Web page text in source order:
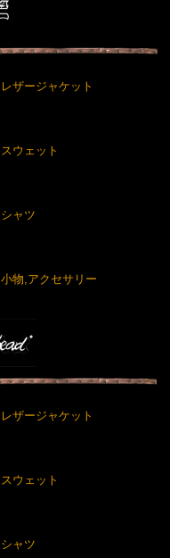
レザージャケット
スウェット
シャツ
小物,アクセサリー
レザージャケット
スウェット
シャツ